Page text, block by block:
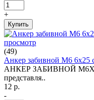
+
Купить
просмотр
(49)
Анкер забивной М6 6х25
АНКЕР ЗАБИВНОЙ
представля..
12 р.
-